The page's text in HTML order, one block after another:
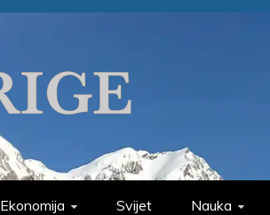
Ekonomija Svijet Nauka